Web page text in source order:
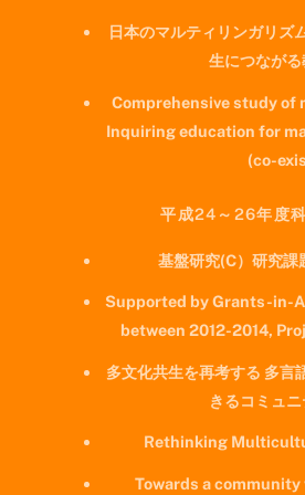
日本のマルティリンガリ
生につなが
Comprehensive study of
Inquiring education for
(co-
平成24～26年度
基盤研究(C）研究
Supported by Grants-in-
between 2012-2014,
多文化共生を再考する 多言
きるコミュ
Rethinking
Towards a